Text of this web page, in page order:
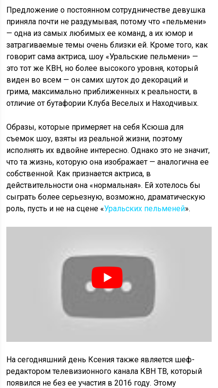
Предложение о постоянном сотрудничестве девушка
приняла почти не раздумывая, потому что «пельмени»
— одна из самых любимых ее команд, а их юмор и
затрагиваемые темы очень близки ей. Кроме того, как
говорит сама актриса, шоу «Уральские пельмени» —
это тот же КВН, но более высокого уровня, который
виден во всем — он самих шуток до декораций и
грима, максимально приближенных к реальности, в
отличие от бутафории Клуба Веселых и Находчивых.
Образы, которые примеряет на себя Ксюша для
съемок шоу, взяты из реальной жизни, поэтому
исполнять их вдвойне интересно. Однако это не значит,
что та жизнь, которую она изображает — аналогична ее
собственной. Как признается актриса, в
действительности она «нормальная». Ей хотелось бы
сыграть более серьезную, возможно, драматическую
роль, пусть и не на сцене «Уральских пельменей».
На сегодняшний день Ксения также является шеф-
редактором телевизионного канала КВН ТВ, который
появился не без ее участия в 2016 году. Этому